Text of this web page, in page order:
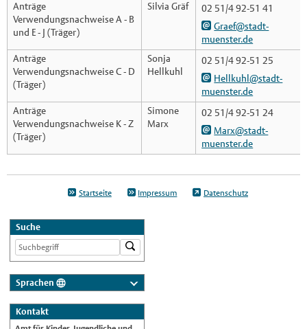
Anträge
Verwendungsnachweise A - B
und E - J (Träger)
Silvia Gräf
02 51/4 92-51 41
Graef@stadt-
muenster.de
Anträge
Verwendungsnachweise C - D
(Träger)
Sonja
Hellkuhl
02 51/4 92-51 25
Hellkuhl@stadt-
muenster.de
Anträge
Verwendungsnachweise K - Z
(Träger)
Simone
Marx
02 51/4 92-51 24
Marx@stadt-
muenster.de
Startseite Impressum Datenschutz
Suche
Sprachen
Nederlands
Kontakt